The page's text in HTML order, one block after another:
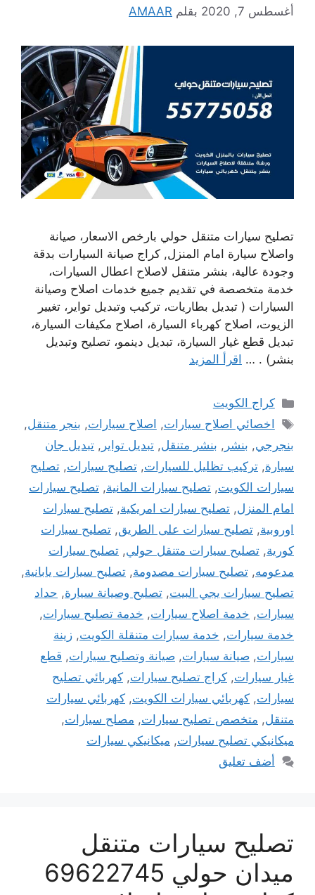
أغسطس 7, 2020 بقلم AMAAR
تصليح سيارات متنقل حولي بارخص الاسعار، صيانة
واصلاح سيارة امام المنزل, كراج صيانة السيارات بدقة
وجودة عالية، بنشر متنقل لاصلاح اعطال السيارات،
خدمة متخصصة في تقديم جميع خدمات اصلاح وصيانة
السيارات ( تبديل بطاريات، تركيب وتبديل تواير، تغيير
الزيوت، اصلاح كهرباء السيارة، اصلاح مكيفات السيارة،
تبديل قطع غيار السيارة، تبديل دينمو، تصليح وتبديل
بنشر) . … اقرأ المزيد
التصنيفات
كراج الكويت
الوسوم
اخصائي اصلاح سيارات, اصلاح سيارات, بنجر متنقل,
بنجرجي, بنشر , بنشر متنقل, تبديل تواير , تبديل جان
سيارة, تركيب تظليل للسيارات, تصليح سيارات, تصليح
سيارات الكويت, تصليح سيارات المانية, تصليح سيارات
امام المنزل, تصليح سيارات امريكية, تصليح سيارات
اوروبية, تصليح سيارات على الطريق, تصليح سيارات
كورية, تصليح سيارات متنقل حولي, تصليح سيارات
مدعومه, تصليح سيارات مصدومة, تصليح سيارات يابانية,
تصليح سيارات يجي البيت, تصليح وصيانة سيارة, حداد
سيارات, خدمة اصلاح سيارات, خدمة تصليح سيارات,
خدمة سيارات, خدمة سيارات متنقلة الكويت, زينة
سيارات, صيانة سيارات, صيانة وتصليح سيارات, قطع
غيار سيارات, كراج تصليح سيارات, كهربائي تصليح
سيارات, كهربائي سيارات الكويت, كهربائي سيارات
متنقل, متخصص تصليح سيارات, مصلح سيارات,
ميكانيكي تصليح سيارات, ميكانيكي سيارات
أضف تعليق
تصليح سيارات متنقل
ميدان حولي 69622745